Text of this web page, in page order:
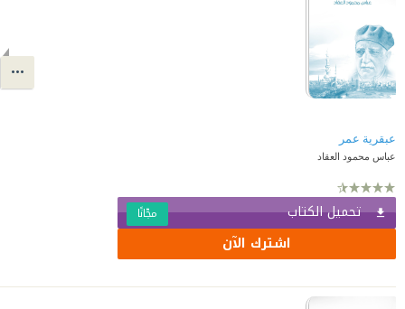
عبقرية عمر
عباس محمود العقاد
تحميل الكتاب مجّانًا
اشترك الآن